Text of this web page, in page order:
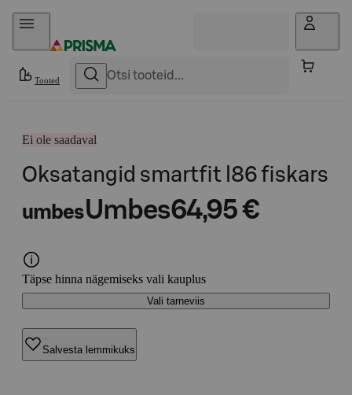
Otse sisu juurde
Tooted
Ei ole saadaval
Oksatangid smartfit l86 fiskars
umbesUmbes64,95 €
Täpse hinna nägemiseks vali kauplus
Vali tarneviis
Salvesta lemmikuks